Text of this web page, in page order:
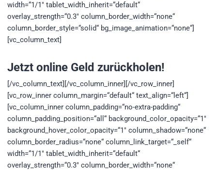
width=“1/1″ tablet_width_inherit=“default“
overlay_strength=“0.3″ column_border_width=“none“
column_border_style=“solid“ bg_image_animation=“none“]
[vc_column_text]
Jetzt online Geld zurückholen!
[/vc_column_text][/vc_column_inner][/vc_row_inner]
[vc_row_inner column_margin=“default“ text_align=“left“]
[vc_column_inner column_padding=“no-extra-padding“
column_padding_position=“all“ background_color_opacity=“1″
background_hover_color_opacity=“1″ column_shadow=“none“
column_border_radius=“none“ column_link_target=“_self“
width=“1/1″ tablet_width_inherit=“default“
overlay_strength=“0.3″ column_border_width=“none“